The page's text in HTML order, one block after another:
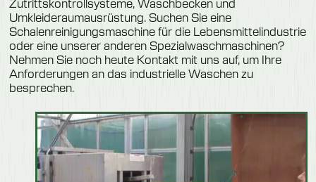
Umkleideraumausrüstung. Suchen Sie eine
Schalenreinigungsmaschine für die Lebensmittelindustrie
oder eine unserer anderen Spezialwaschmaschinen?
Nehmen Sie noch heute Kontakt mit uns auf, um Ihre
Anforderungen an das industrielle Waschen zu
besprechen.